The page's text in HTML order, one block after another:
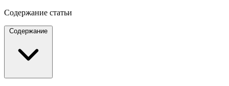
Содержание статьи
Содержание